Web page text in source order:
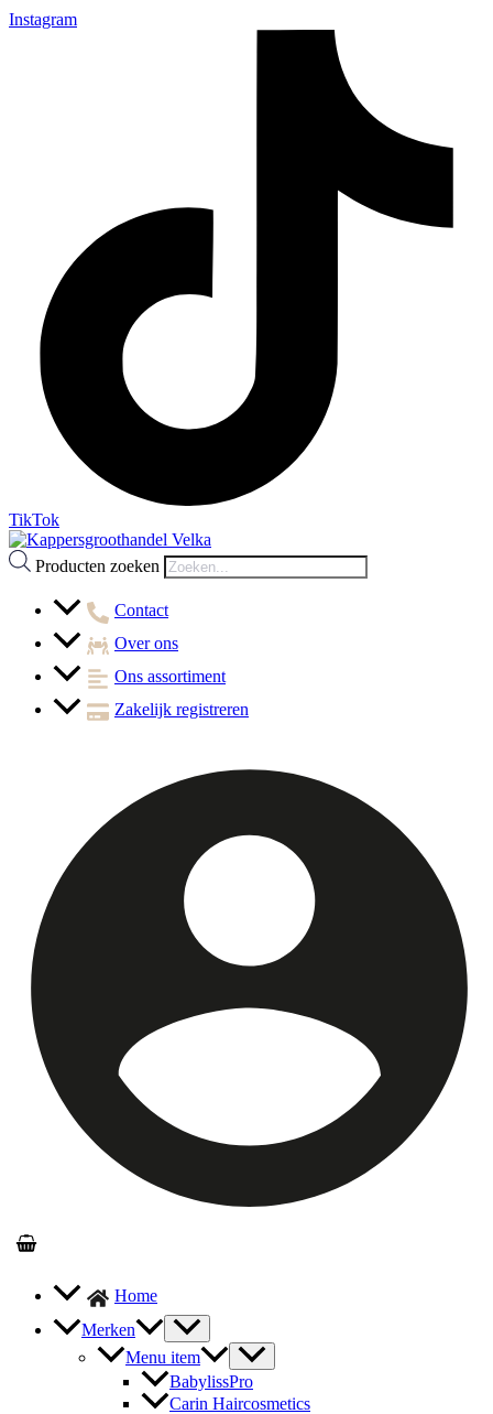
Instagram
TikTok
Producten zoeken
Contact
Over ons
Ons assortiment
Zakelijk registreren
Home
Merken
Menu item
BabylissPro
Carin Haircosmetics